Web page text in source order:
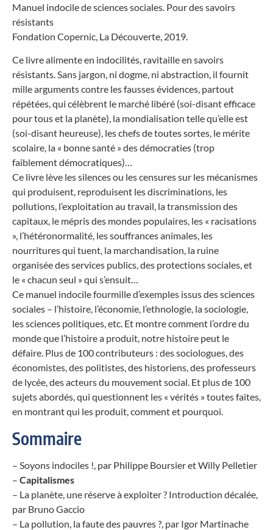
Manuel indocile de sciences sociales. Pour des savoirs
résistants
Fondation Copernic, La Découverte, 2019.
Ce livre alimente en indocilités, ravitaille en savoirs
résistants. Sans jargon, ni dogme, ni abstraction, il fournit
mille arguments contre les fausses évidences, partout
répétées, qui célèbrent le marché libéré (soi-disant efficace
pour tous et la planète), la mondialisation telle qu’elle est
(soi-disant heureuse), les chefs de toutes sortes, le mérite
scolaire, la « bonne santé » des démocraties (trop
faiblement démocratiques)…
Ce livre lève les silences ou les censures sur les mécanismes
qui produisent, reproduisent les discriminations, les
pollutions, l’exploitation au travail, la transmission des
capitaux, le mépris des mondes populaires, les « racisations
», l’hétéronormalité, les souffrances animales, les
nourritures qui tuent, la marchandisation, la ruine
organisée des services publics, des protections sociales, et
le « chacun seul » qui s’ensuit…
Ce manuel indocile fourmille d’exemples issus des sciences
sociales – l’histoire, l’économie, l’ethnologie, la sociologie,
les sciences politiques, etc. Et montre comment l’ordre du
monde que l’histoire a produit, notre histoire peut le
défaire. Plus de 100 contributeurs : des sociologues, des
économistes, des politistes, des historiens, des professeurs
de lycée, des acteurs du mouvement social. Et plus de 100
sujets abordés, qui questionnent les « vérités » toutes faites,
en montrant qui les produit, comment et pourquoi.
Sommaire
– Soyons indociles !, par Philippe Boursier et Willy Pelletier
– Capitalismes
– La planète, une réserve à exploiter ? Introduction décalée,
par Bruno Gaccio
– La pollution, la faute des pauvres ?, par Igor Martinache